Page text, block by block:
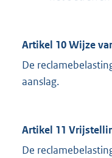
Artikel 10 Wijze
De
aanslag.
Artikel 11
De